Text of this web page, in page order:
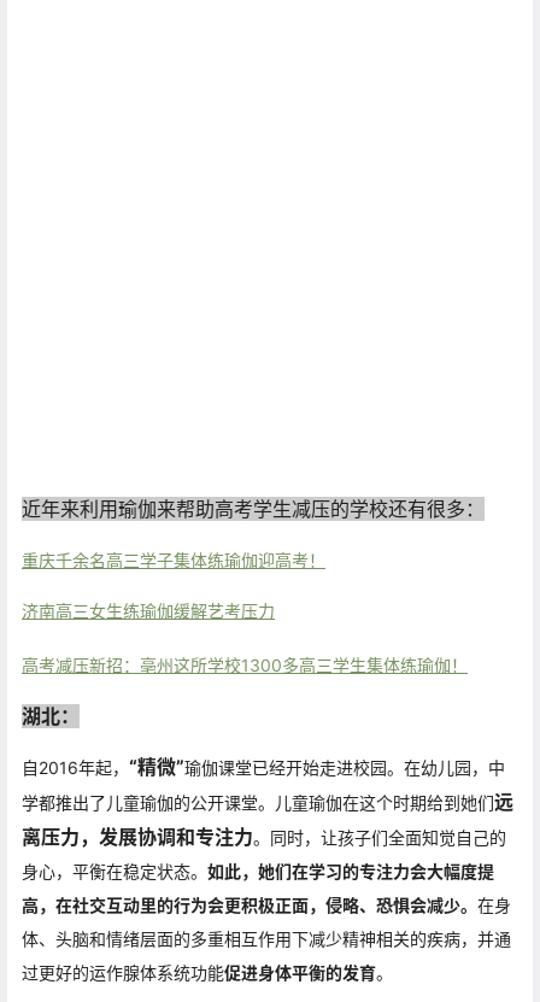
近年来利用瑜伽来帮助高考学生减压的学校还有很多：
重庆千余名高三学子集体练瑜伽迎高考！
济南高三女生练瑜伽缓解艺考压力
高考减压新招：亳州这所学校1300多高三学生集体练瑜伽！
湖北：
自2016年起，“精微”瑜伽课堂已经开始走进校园。在幼儿园，中
学都推出了儿童瑜伽的公开课堂。儿童瑜伽在这个时期给到她们远
离压力，发展协调和专注力。同时，让孩子们全面知觉自己的
身心，平衡在稳定状态。如此，她们在学习的专注力会大幅度提